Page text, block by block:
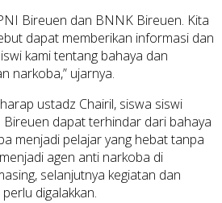
Bireuen dan BNNK Bireuen. Kita
dapat memberikan informasi dan
kami tentang bahaya dan
narkoba,” ujarnya.
ustadz Chairil, siswa siswi
dapat terhindar dari bahaya
menjadi pelajar yang hebat tanpa
agen anti narkoba di
selanjutnya kegiatan dan
digalakkan.